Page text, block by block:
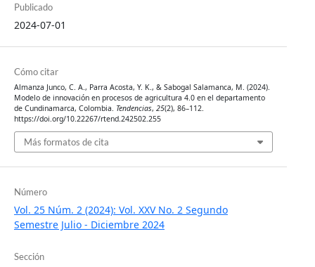
Publicado
2024-07-01
Cómo citar
Almanza Junco, C. A., Parra Acosta, Y. K., & Sabogal Salamanca, M. (2024).
Modelo de innovación en procesos de agricultura 4.0 en el departamento
de Cundinamarca, Colombia. Tendencias, 25(2), 86–112.
https://doi.org/10.22267/rtend.242502.255
Más formatos de cita
Número
Vol. 25 Núm. 2 (2024): Vol. XXV No. 2 Segundo
Semestre Julio - Diciembre 2024
Sección